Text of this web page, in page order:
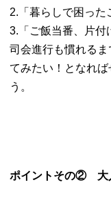
2.「暮らしで困った
3.「ご飯当番、片付
司会進行も慣れる
てみたい！となれ
う。
ポイントその② 大